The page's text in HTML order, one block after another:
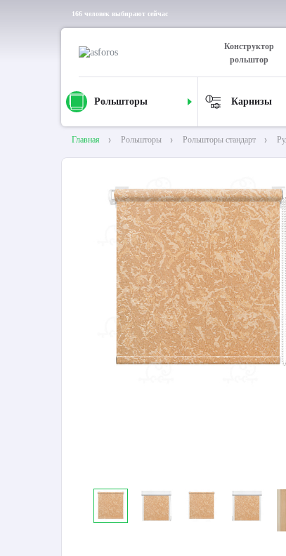
166 человек выбирают сейчас
Конструктор
рольштор
Рольшторы Карнизы
Главная Рольшторы Рольшторы стандарт